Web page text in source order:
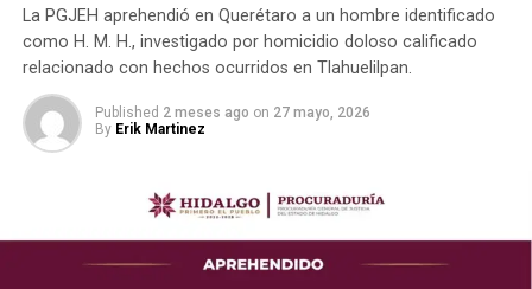
La PGJEH aprehendió en Querétaro a un hombre identificado
como H. M. H., investigado por homicidio doloso calificado
relacionado con hechos ocurridos en Tlahuelilpan.
Published 2 meses ago on 27 mayo, 2026
By Erik Martinez